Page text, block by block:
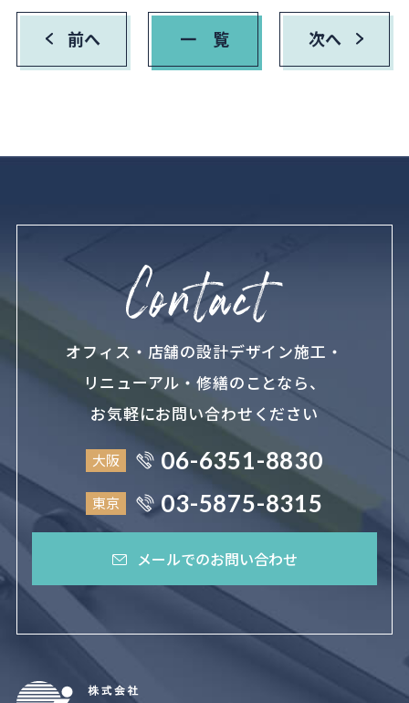
前へ 一 覧 次へ
オフィス・店舗の設計デザイン施工・
リニューアル・修繕のことなら、
お気軽にお問い合わせください
大阪 06-6351-8830
東京 03-5875-8315
メールでのお問い合わせ